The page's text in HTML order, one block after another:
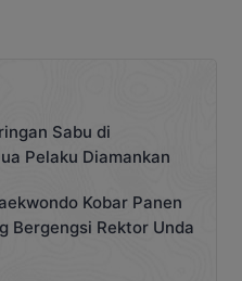
Sabu di
Pelaku Diamankan
Kobar Panen
Bergengsi Rektor Unda